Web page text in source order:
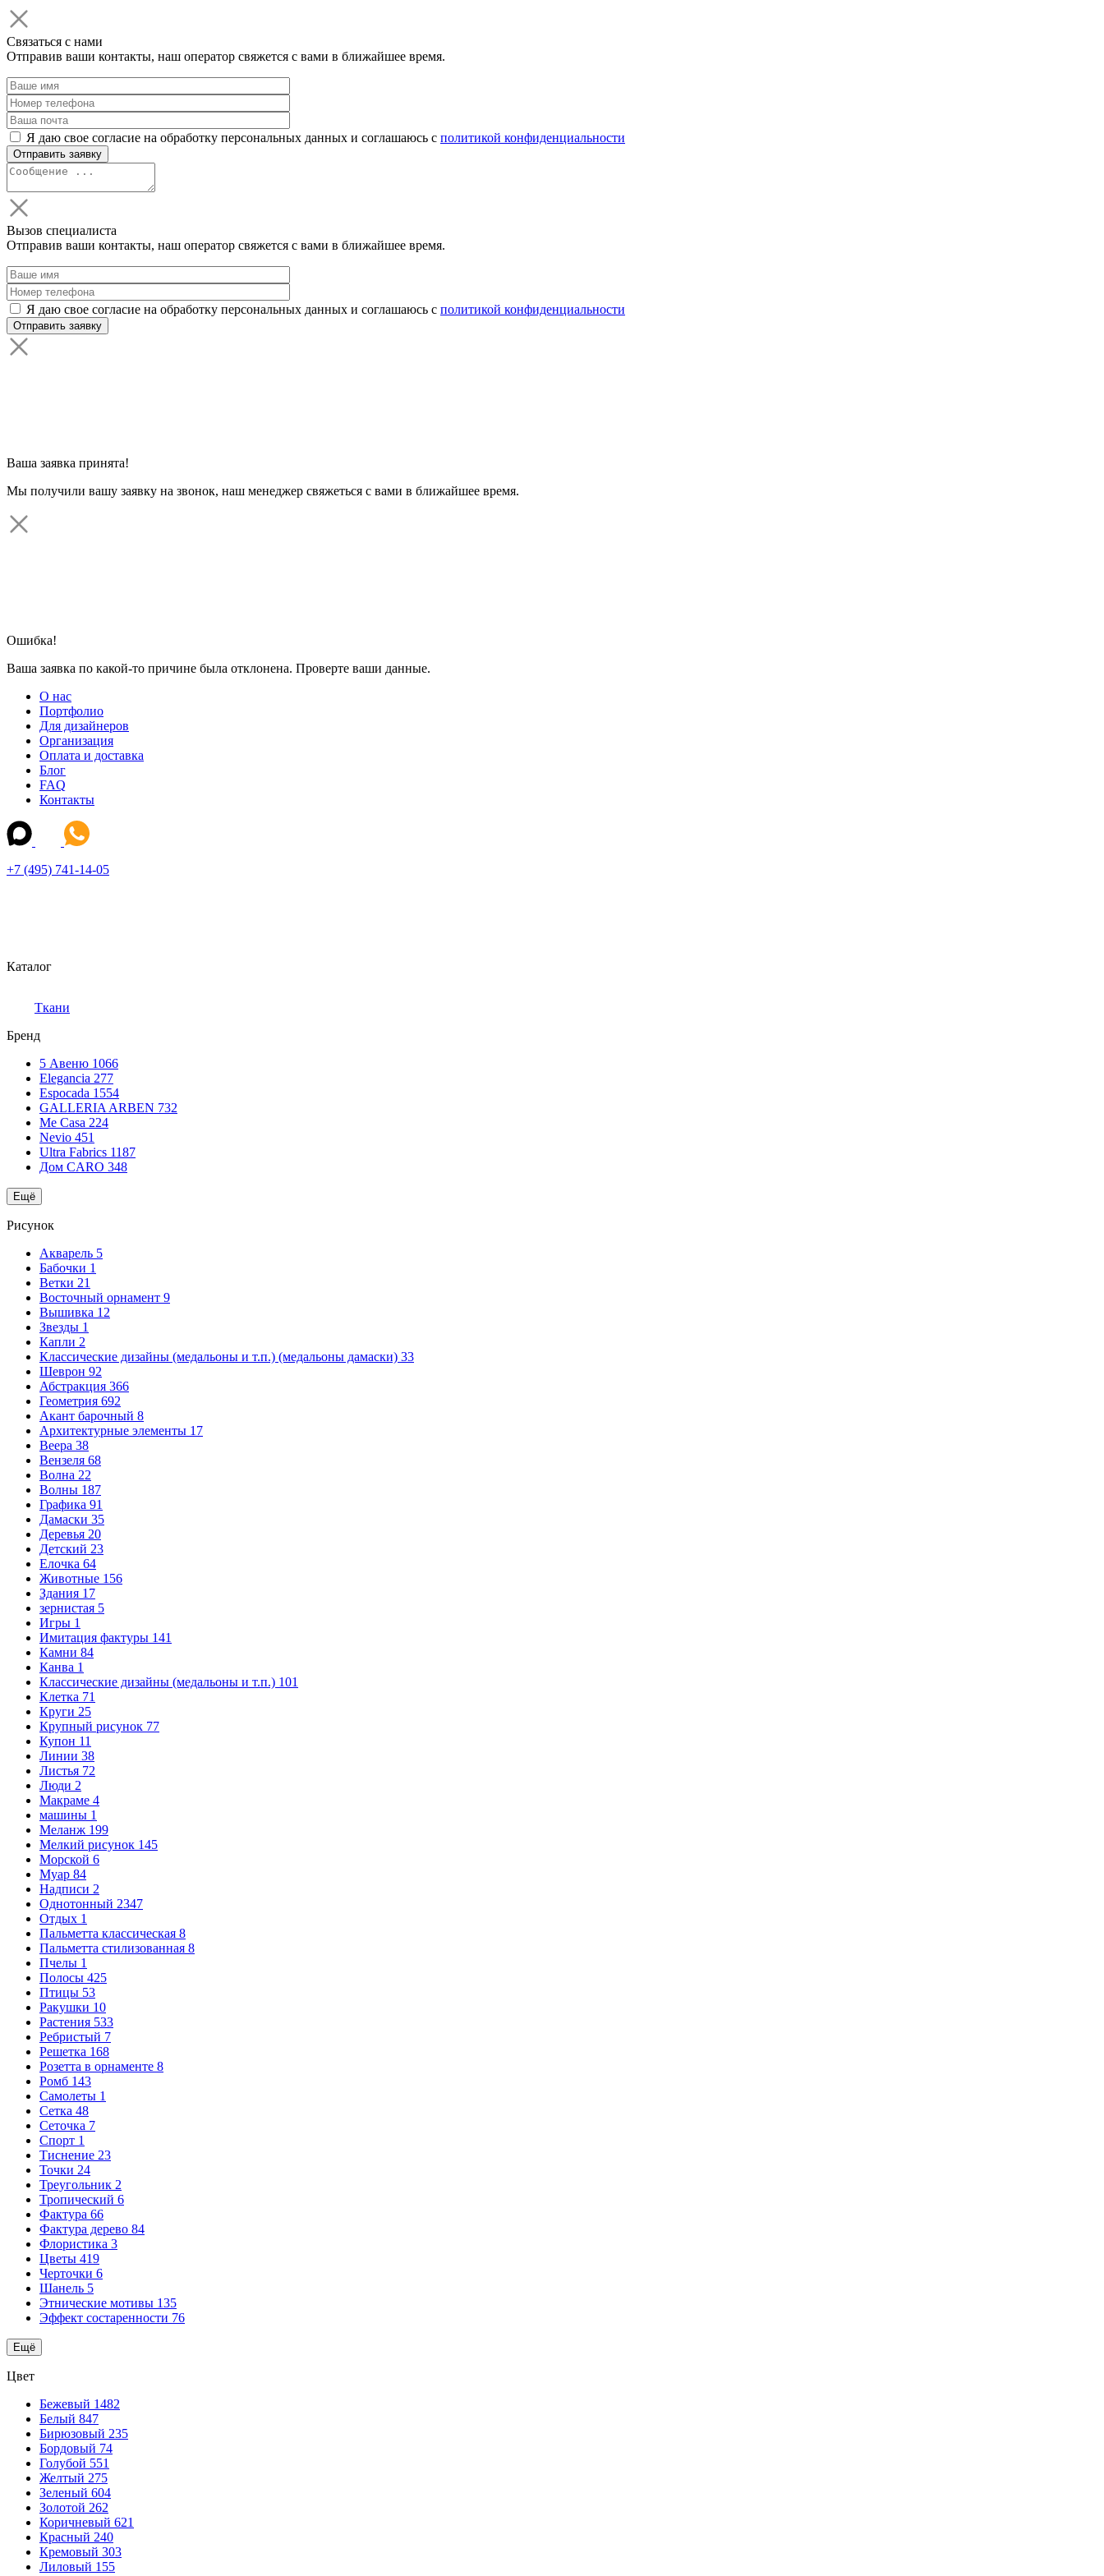
Связаться с нами
Отправив ваши контакты, наш оператор свяжется с вами в ближайшее время.
Я даю свое согласие на обработку персональных данных и соглашаюсь с политикой конфиденциальности
Вызов специалиста
Отправив ваши контакты, наш оператор свяжется с вами в ближайшее время.
Я даю свое согласие на обработку персональных данных и соглашаюсь с политикой конфиденциальности
Ваша заявка принята!
Мы получили вашу заявку на звонок, наш менеджер свяжеться с вами в ближайшее время.
Ошибка!
Ваша заявка по какой-то причине была отклонена. Проверте ваши данные.
О нас
Портфолио
Для дизайнеров
Организация
Оплата и доставка
Блог
FAQ
Контакты
+7 (495) 741-14-05
Каталог
Ткани
Бренд
5 Авеню 1066
Elegancia 277
Espocada 1554
GALLERIA ARBEN 732
Me Casa 224
Nevio 451
Ultra Fabrics 1187
Дом CARO 348
Ещё
Рисунок
Акварель 5
Бабочки 1
Ветки 21
Восточный орнамент 9
Вышивка 12
Звезды 1
Капли 2
Классические дизайны (медальоны и т.п.) (медальоны дамаски) 33
Шеврон 92
Абстракция 366
Геометрия 692
Акант барочный 8
Архитектурные элементы 17
Веера 38
Вензеля 68
Волна 22
Волны 187
Графика 91
Дамаски 35
Деревья 20
Детский 23
Елочка 64
Животные 156
Здания 17
зернистая 5
Игры 1
Имитация фактуры 141
Камни 84
Канва 1
Классические дизайны (медальоны и т.п.) 101
Клетка 71
Круги 25
Крупный рисунок 77
Купон 11
Линии 38
Листья 72
Люди 2
Макраме 4
машины 1
Меланж 199
Мелкий рисунок 145
Морской 6
Муар 84
Надписи 2
Однотонный 2347
Отдых 1
Пальметта классическая 8
Пальметта стилизованная 8
Пчелы 1
Полосы 425
Птицы 53
Ракушки 10
Растения 533
Ребристый 7
Решетка 168
Розетта в орнаменте 8
Ромб 143
Самолеты 1
Сетка 48
Сеточка 7
Спорт 1
Тиснение 23
Точки 24
Треугольник 2
Тропический 6
Фактура 66
Фактура дерево 84
Флористика 3
Цветы 419
Черточки 6
Шанель 5
Этнические мотивы 135
Эффект состаренности 76
Ещё
Цвет
Бежевый 1482
Белый 847
Бирюзовый 235
Бордовый 74
Голубой 551
Желтый 275
Зеленый 604
Золотой 262
Коричневый 621
Красный 240
Кремовый 303
Лиловый 155